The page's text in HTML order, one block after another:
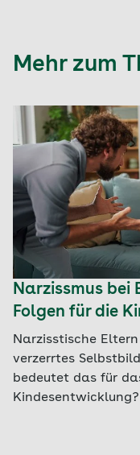
Mehr zum
Narzissmus bei
Folgen für die
Narzisstische
verzerrtes
bedeutet das für
Kindesentwicklung?